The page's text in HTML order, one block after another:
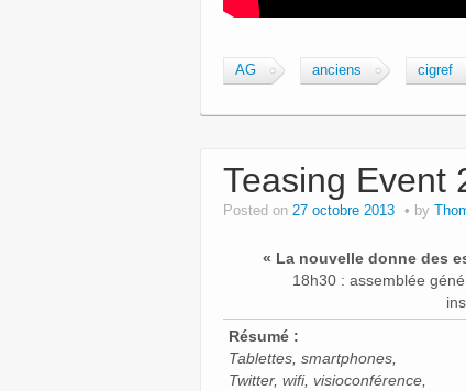
AG anciens cigref
Teasing Event
Posted on 27 octobre 2013 by
« La nouvelle donne des
18h30 : assemblée
Résumé :
Tablettes, smartphones,
Twitter, wifi, visioconférence,